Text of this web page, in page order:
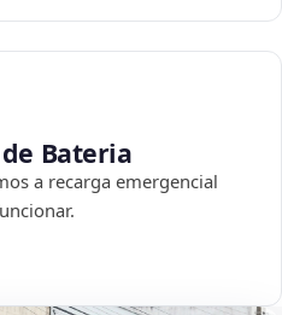
Bateria
a recarga emergencial